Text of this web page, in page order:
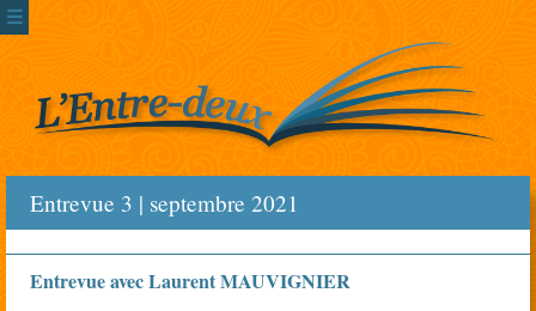
☰
Entrevue 3 | septembre 2021
Entrevue avec Laurent MAUVIGNIER